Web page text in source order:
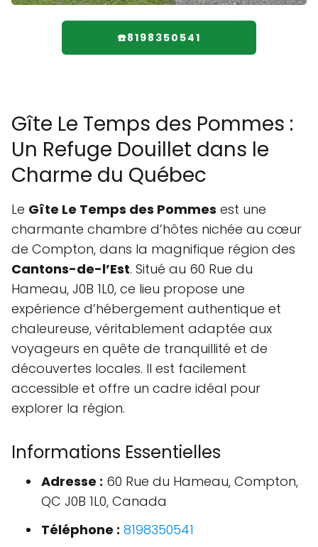
☎️8198350541
Gîte Le Temps des Pommes :
Un Refuge Douillet dans le
Charme du Québec
Le Gîte Le Temps des Pommes est une
charmante chambre d’hôtes nichée au cœur
de Compton, dans la magnifique région des
Cantons-de-l’Est. Situé au 60 Rue du
Hameau, J0B 1L0, ce lieu propose une
expérience d’hébergement authentique et
chaleureuse, véritablement adaptée aux
voyageurs en quête de tranquillité et de
découvertes locales. Il est facilement
accessible et offre un cadre idéal pour
explorer la région.
Informations Essentielles
Adresse : 60 Rue du Hameau, Compton,
QC J0B 1L0, Canada
Téléphone : 8198350541